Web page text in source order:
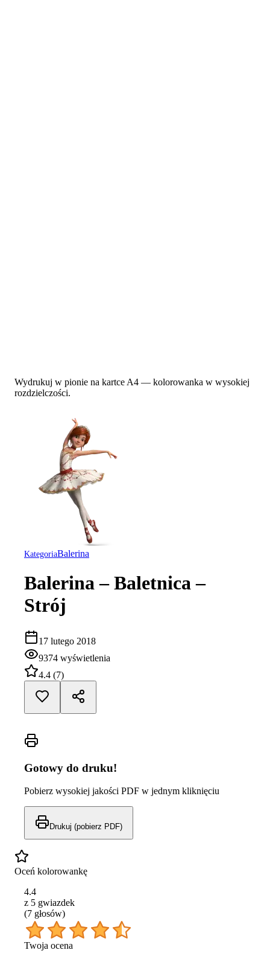
Wydrukuj w pionie na kartce A4 — kolorowanka w wysokiej
rozdzielczości.
KategoriaBalerina
Balerina – Baletnica –
Strój
17 lutego 2018
9374 wyświetlenia
4.4 (7)
Gotowy do druku!
Pobierz wysokiej jakości PDF w jednym kliknięciu
Drukuj (pobierz PDF)
Oceń kolorowankę
4.4
z 5 gwiazdek
(7 głosów)
Twoja ocena